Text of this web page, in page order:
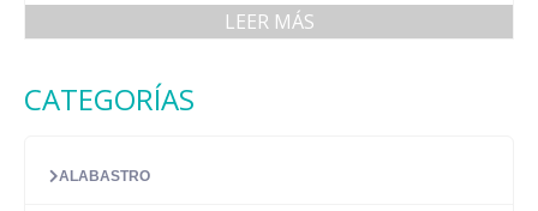
LEER MÁS
CATEGORÍAS
ALABASTRO